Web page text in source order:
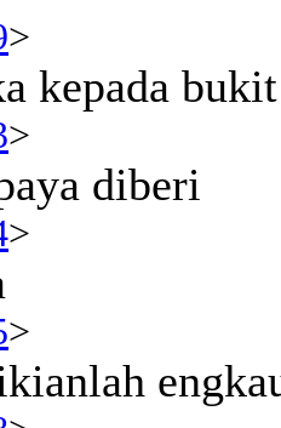
>
kepada
>
diberi
>
>